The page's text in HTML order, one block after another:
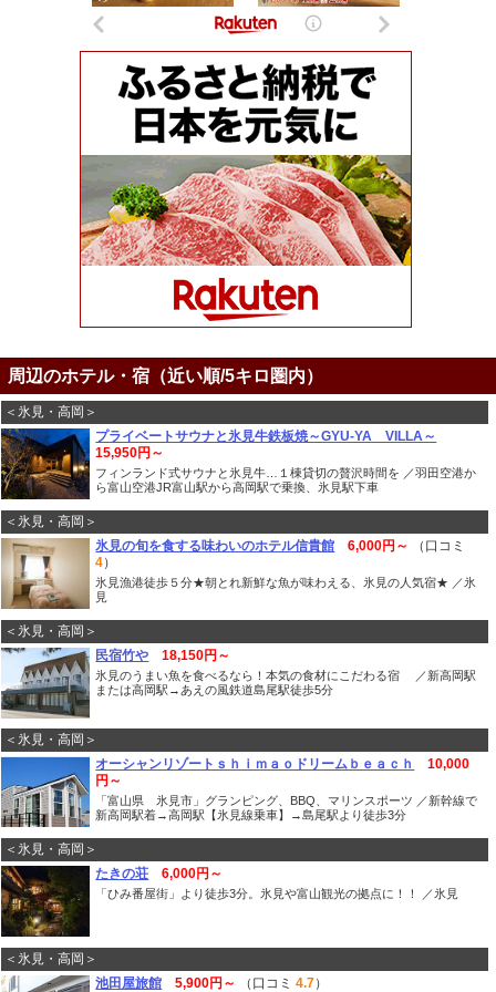
周辺のホテル・宿（近い順/5キロ圏内）
＜氷見・高岡＞
プライベートサウナと氷見牛鉄板焼～GYU-YA VILLA～
15,950円～
フィンランド式サウナと氷見牛…１棟貸切の贅沢時間を ／羽田空港か
ら富山空港JR富山駅から高岡駅で乗換、氷見駅下車
＜氷見・高岡＞
氷見の旬を食する味わいのホテル信貴館
6,000円～
（口コミ
4）
氷見漁港徒歩５分★朝とれ新鮮な魚が味わえる、氷見の人気宿★ ／氷
見
＜氷見・高岡＞
民宿竹や
18,150円～
氷見のうまい魚を食べるなら！本気の食材にこだわる宿 ／新高岡駅
または高岡駅→あえの風鉄道島尾駅徒歩5分
＜氷見・高岡＞
オーシャンリゾートｓｈｉｍａｏドリームｂｅａｃｈ
10,000
円～
「富山県 氷見市」グランピング、BBQ、マリンスポーツ ／新幹線で
新高岡駅着→高岡駅【氷見線乗車】→島尾駅より徒歩3分
＜氷見・高岡＞
たきの荘
6,000円～
「ひみ番屋街」より徒歩3分。氷見や富山観光の拠点に！！ ／氷見
＜氷見・高岡＞
池田屋旅館
5,900円～ （口コミ4.7）